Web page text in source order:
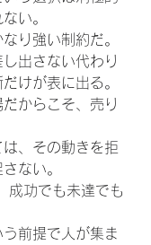
い。
り強い制約だ。
出さない代わり
けが表に出る。
からこそ、売り
、その動きを拒
ない。
成功でも未達でも
前提で人が集ま